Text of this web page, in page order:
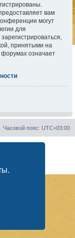
вам
могут
для
принятыми на
означает
Часовой пояс: UTC+03:00